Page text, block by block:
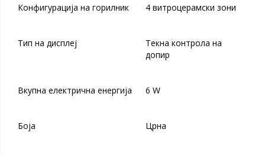
Конфигурација на горилник 4 витроцерамски зони
Тип на дисплеј
Текна контрола на
допир
Вкупна електрична енергија 6 W
Боја Црна